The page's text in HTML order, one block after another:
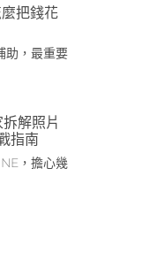
把錢花
助，最重要
解照片
指南
，擔心幾